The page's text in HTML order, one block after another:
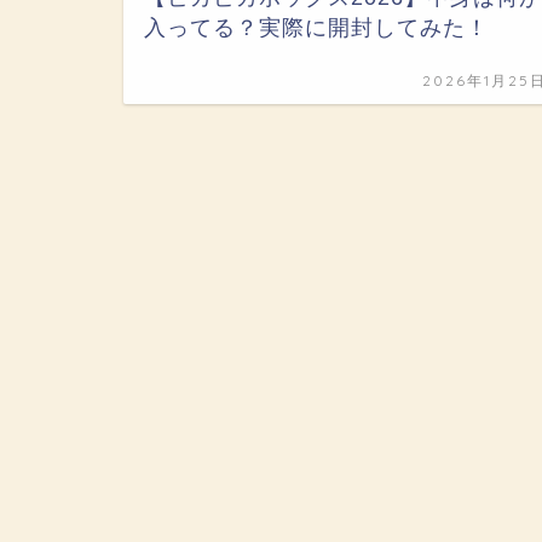
入ってる？実際に開封してみた！
2026年1月25